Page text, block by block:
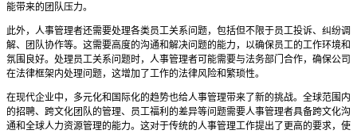
能带来的团队压力。
此外，人事管理者还需要处理各类员工关系问题，包括但不限于员工投诉、纠纷调
解、团队协作等。这需要高度的沟通和解决问题的能力，以确保员工的工作环境和
氛围良好。处理员工关系问题时，人事管理者可能需要与法务部门合作，确保公司
在法律框架内处理问题，这增加了工作的法律风险和繁琐性。
在现代企业中，多元化和国际化的趋势也给人事管理带来了新的挑战。全球范围内
的招聘、跨文化团队的管理、员工福利的差异等问题需要人事管理者具备跨文化沟
通和全球人力资源管理的能力。这对于传统的人事管理工作提出了更高的要求，使